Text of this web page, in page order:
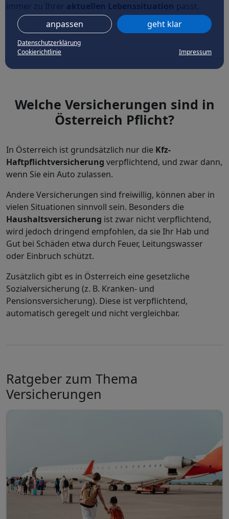
anpassen geht klar
Datenschutzerklärung
Cookierichtlinie
Impressum
Welche Versicherungen sind in
Österreich Pflicht?
In Österreich ist grundsätzlich nur die Kfz-
Haftpflichtversicherung verpflichtend, und zwar dann,
wenn Sie ein Auto zulassen.
Andere Versicherungen sind freiwillig, können aber in
vielen Situationen sinnvoll sein. Besonders die
Haushaltsversicherung ist zwar nicht verpflichtend,
wird jedoch dringend empfohlen, da sie Ihr Hab und
Gut bei Schäden etwa durch Feuer, Leitungswasser
oder Einbruch schützt.
Zusätzlich gibt es in Österreich eine gesetzliche
Sozialversicherung (z. B. Kranken- und
Pensionsversicherung). Diese ist verpflichtend,
automatisch geregelt und nicht vergleichbar.
Ratgeber zum Thema
Versicherungen